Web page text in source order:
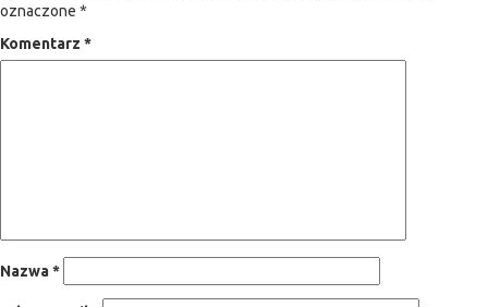
oznaczone *
Komentarz *
Nazwa*